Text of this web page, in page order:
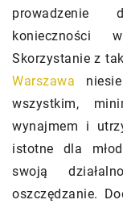
prowadzenie
konieczności
Skorzystanie z
Warszawa
wszystkim,
wynajmem i
istotne dla
swoją
oszczędzanie.